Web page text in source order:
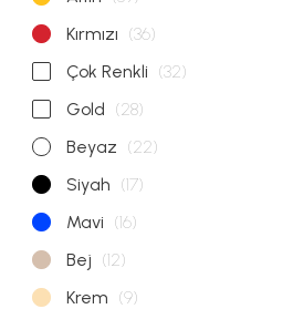
Kırmızı (36)
Çok Renkli (32)
Gold (28)
Beyaz (22)
Siyah (17)
Mavi (16)
Bej (12)
Krem (9)